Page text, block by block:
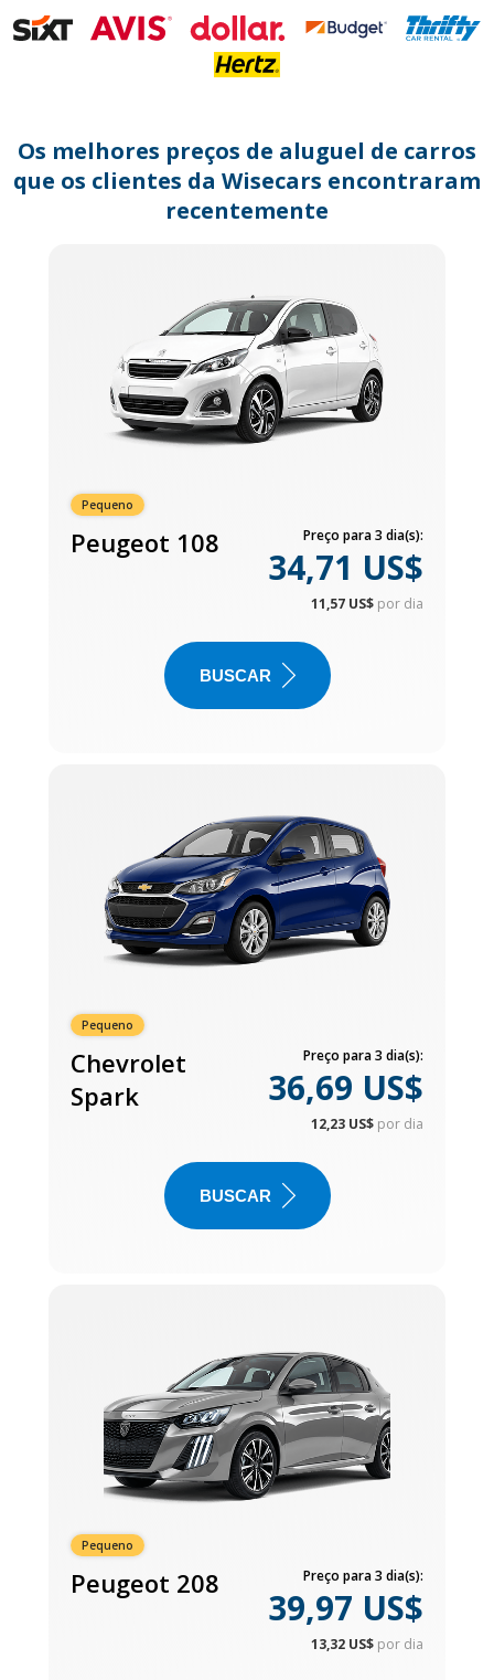
get
the
dates.
Os melhores preços de aluguel de carros
que os clientes da Wisecars encontraram
recentemente
Pequeno
Peugeot 108 Preço para 3 dia(s):
34,71 US$
11,57 US$ por dia
BUSCAR
Pequeno
Chevrolet
Spark
Preço para 3 dia(s):
36,69 US$
12,23 US$ por dia
BUSCAR
Pequeno
Peugeot 208 Preço para 3 dia(s):
39,97 US$
13,32 US$ por dia